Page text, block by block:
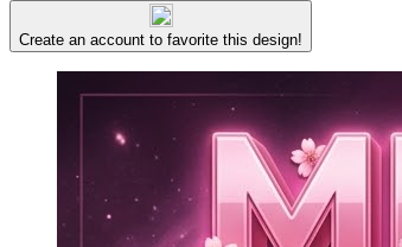
Create an account to favorite this design!